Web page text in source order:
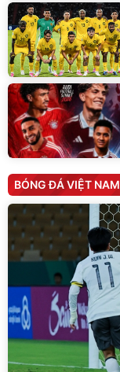
BÓNG ĐÁ VIỆT NAM